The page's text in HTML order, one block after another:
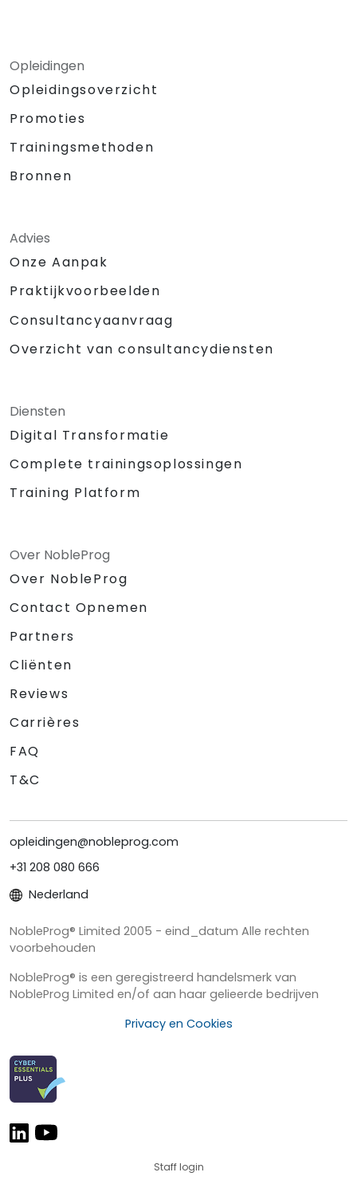
Opleidingen
Opleidingsoverzicht
Promoties
Trainingsmethoden
Bronnen
Advies
Onze Aanpak
Praktijkvoorbeelden
Consultancyaanvraag
Overzicht van consultancydiensten
Diensten
Digital Transformatie
Complete trainingsoplossingen
Training Platform
Over NobleProg
Over NobleProg
Contact Opnemen
Partners
Cliënten
Reviews
Carrières
FAQ
T&C
opleidingen@nobleprog.com
+31 208 080 666
Nederland
NobleProg® Limited 2005 - eind_datum Alle rechten
voorbehouden
NobleProg® is een geregistreerd handelsmerk van
NobleProg Limited en/of aan haar gelieerde bedrijven
Privacy en Cookies
Staff login